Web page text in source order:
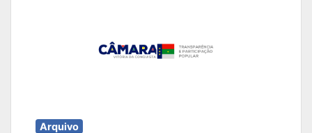
Arquivo